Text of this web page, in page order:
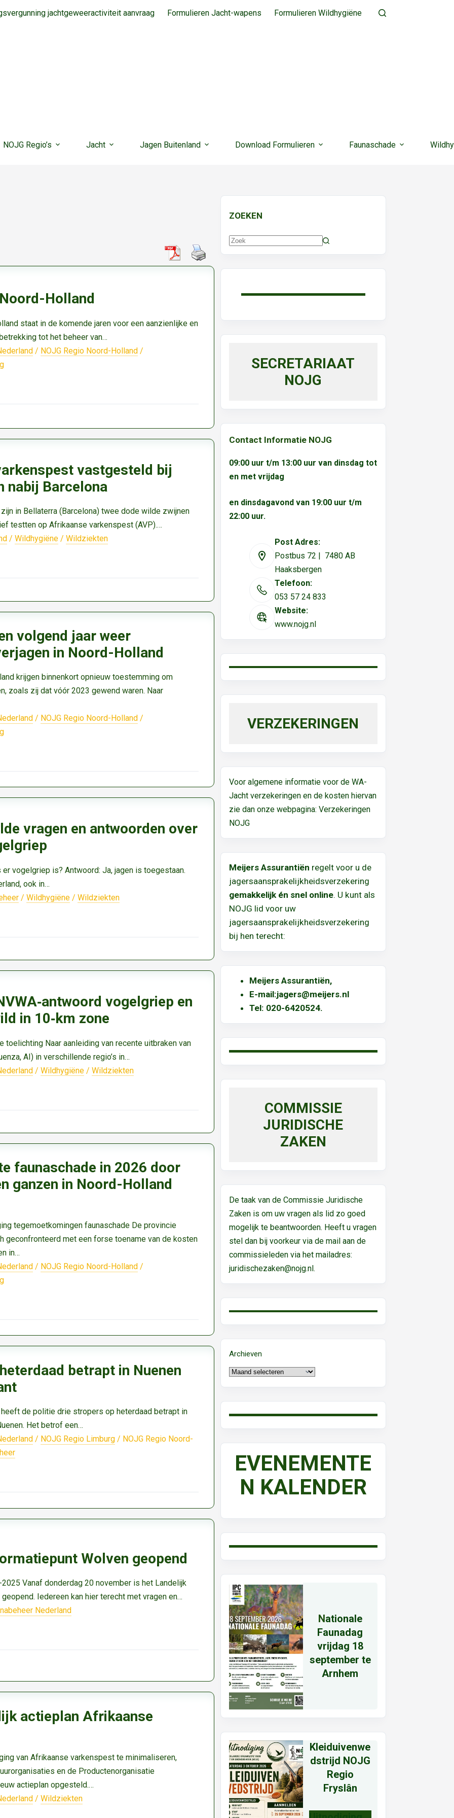
jachtgeweeractiviteit aanvraag Formulieren Jacht-wapens Formulieren Wildhygiëne
NOJG Regio’s Jacht Jagen Buitenland Download Formulieren Faunaschade
Holland
staat in de komende jaren voor een aanzienlijke en
tot het beheer van…
/ NOJG Regio Noord-Holland /
vastgesteld bij
nabij Barcelona
in Bellaterra (Barcelona) twee dode wilde zwijnen
testten op Afrikaanse varkenspest (AVP).…
/Wildhygiëne /Wildziekten
volgend jaar weer
in Noord-Holland
krijgen binnenkort opnieuw toestemming om
zoals zij dat vóór 2023 gewend waren. Naar
/ NOJG Regio Noord-Holland /
vragen en antwoorden over
er vogelgriep is? Antwoord: Ja, jagen is toegestaan.
ook in…
/Wildhygiëne /Wildziekten
vogelgriep en
in 10‑km zone
toelichting Naar aanleiding van recente uitbraken van
AI) in verschillende regio’s in…
/Wildhygiëne /Wildziekten
faunaschade in 2026 door
ganzen in Noord-Holland
tegemoetkomingen faunaschade De provincie
geconfronteerd met een forse toename van de kosten
in…
/ NOJG Regio Noord-Holland /
betrapt in Nuenen
de politie drie stropers op heterdaad betrapt in
Het betrof een…
/ NOJG Regio Limburg / NOJG Regio Noord-
Wolven geopend
Vanaf donderdag 20 november is het Landelijk
Iedereen kan hier terecht met vragen en…
Nederland
actieplan Afrikaanse
van Afrikaanse varkenspest te minimaliseren,
en de Productenorganisatie
actieplan opgesteld.…
/Wildziekten
ZOEKEN
Geen
SECRETARIAAT
NOJG
Contact Informatie NOJG
09:00 uur t/m 13:00 uur van dinsdag tot
en met vrijdag
en dinsdagavond van 19:00 uur t/m
22:00 uur.
Post Adres:
Postbus 72 | 7480 AB
Haaksbergen
Telefoon:
053 57 24 833
Website:
www.nojg.nl
VERZEKERINGEN
Voor algemene informatie voor de WA-
Jacht verzekeringen en de kosten hiervan
zie dan onze webpagina:Verzekeringen
NOJG
Meijers Assurantiën regelt voor u de
jagersaansprakelijkheidsverzekering
gemakkelijk én snel online. U kunt als
NOJG lid voor uw
jagersaansprakelijkheidsverzekering
bij hen terecht:
Meijers Assurantiën,
E-mail:jagers@meijers.nl
Tel: 020-6420524.
COMMISSIE
JURIDISCHE
ZAKEN
De taak van de Commissie Juridische
Zaken is om uw vragen als lid zo goed
mogelijk te beantwoorden. Heeft u vragen
stel dan bij voorkeur via de mail aan de
commissieleden via het mailadres:
juridischezaken@nojg.nl.
Archieven
EVENEMENTE
N KALENDER
Nationale
Faunadag
vrijdag 18
september te
Arnhem
Kleiduivenwe
dstrijd NOJG
Regio
Fryslân